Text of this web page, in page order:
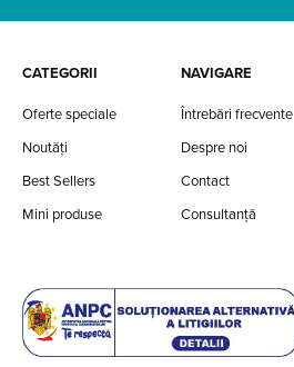
CATEGORII
Oferte speciale
Noutăți
Best Sellers
Mini produse
NAVIGARE
Întrebări frecvente
Despre noi
Contact
Consultanță